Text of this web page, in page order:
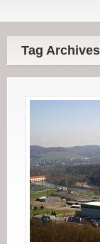
Tag